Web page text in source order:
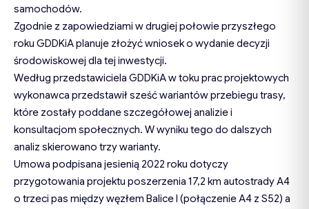
samochodów.
Zgodnie z zapowiedziami w drugiej połowie przyszłego
roku GDDKiA planuje złożyć wniosek o wydanie decyzji
środowiskowej dla tej inwestycji.
Według przedstawiciela GDDKiA w toku prac projektowych
wykonawca przedstawił sześć wariantów przebiegu trasy,
które zostały poddane szczegółowej analizie i
konsultacjom społecznych. W wyniku tego do dalszych
analiz skierowano trzy warianty.
Umowa podpisana jesienią 2022 roku dotyczy
przygotowania projektu poszerzenia 17,2 km autostrady A4
o trzeci pas między węzłem Balice I (połączenie A4 z S52) a